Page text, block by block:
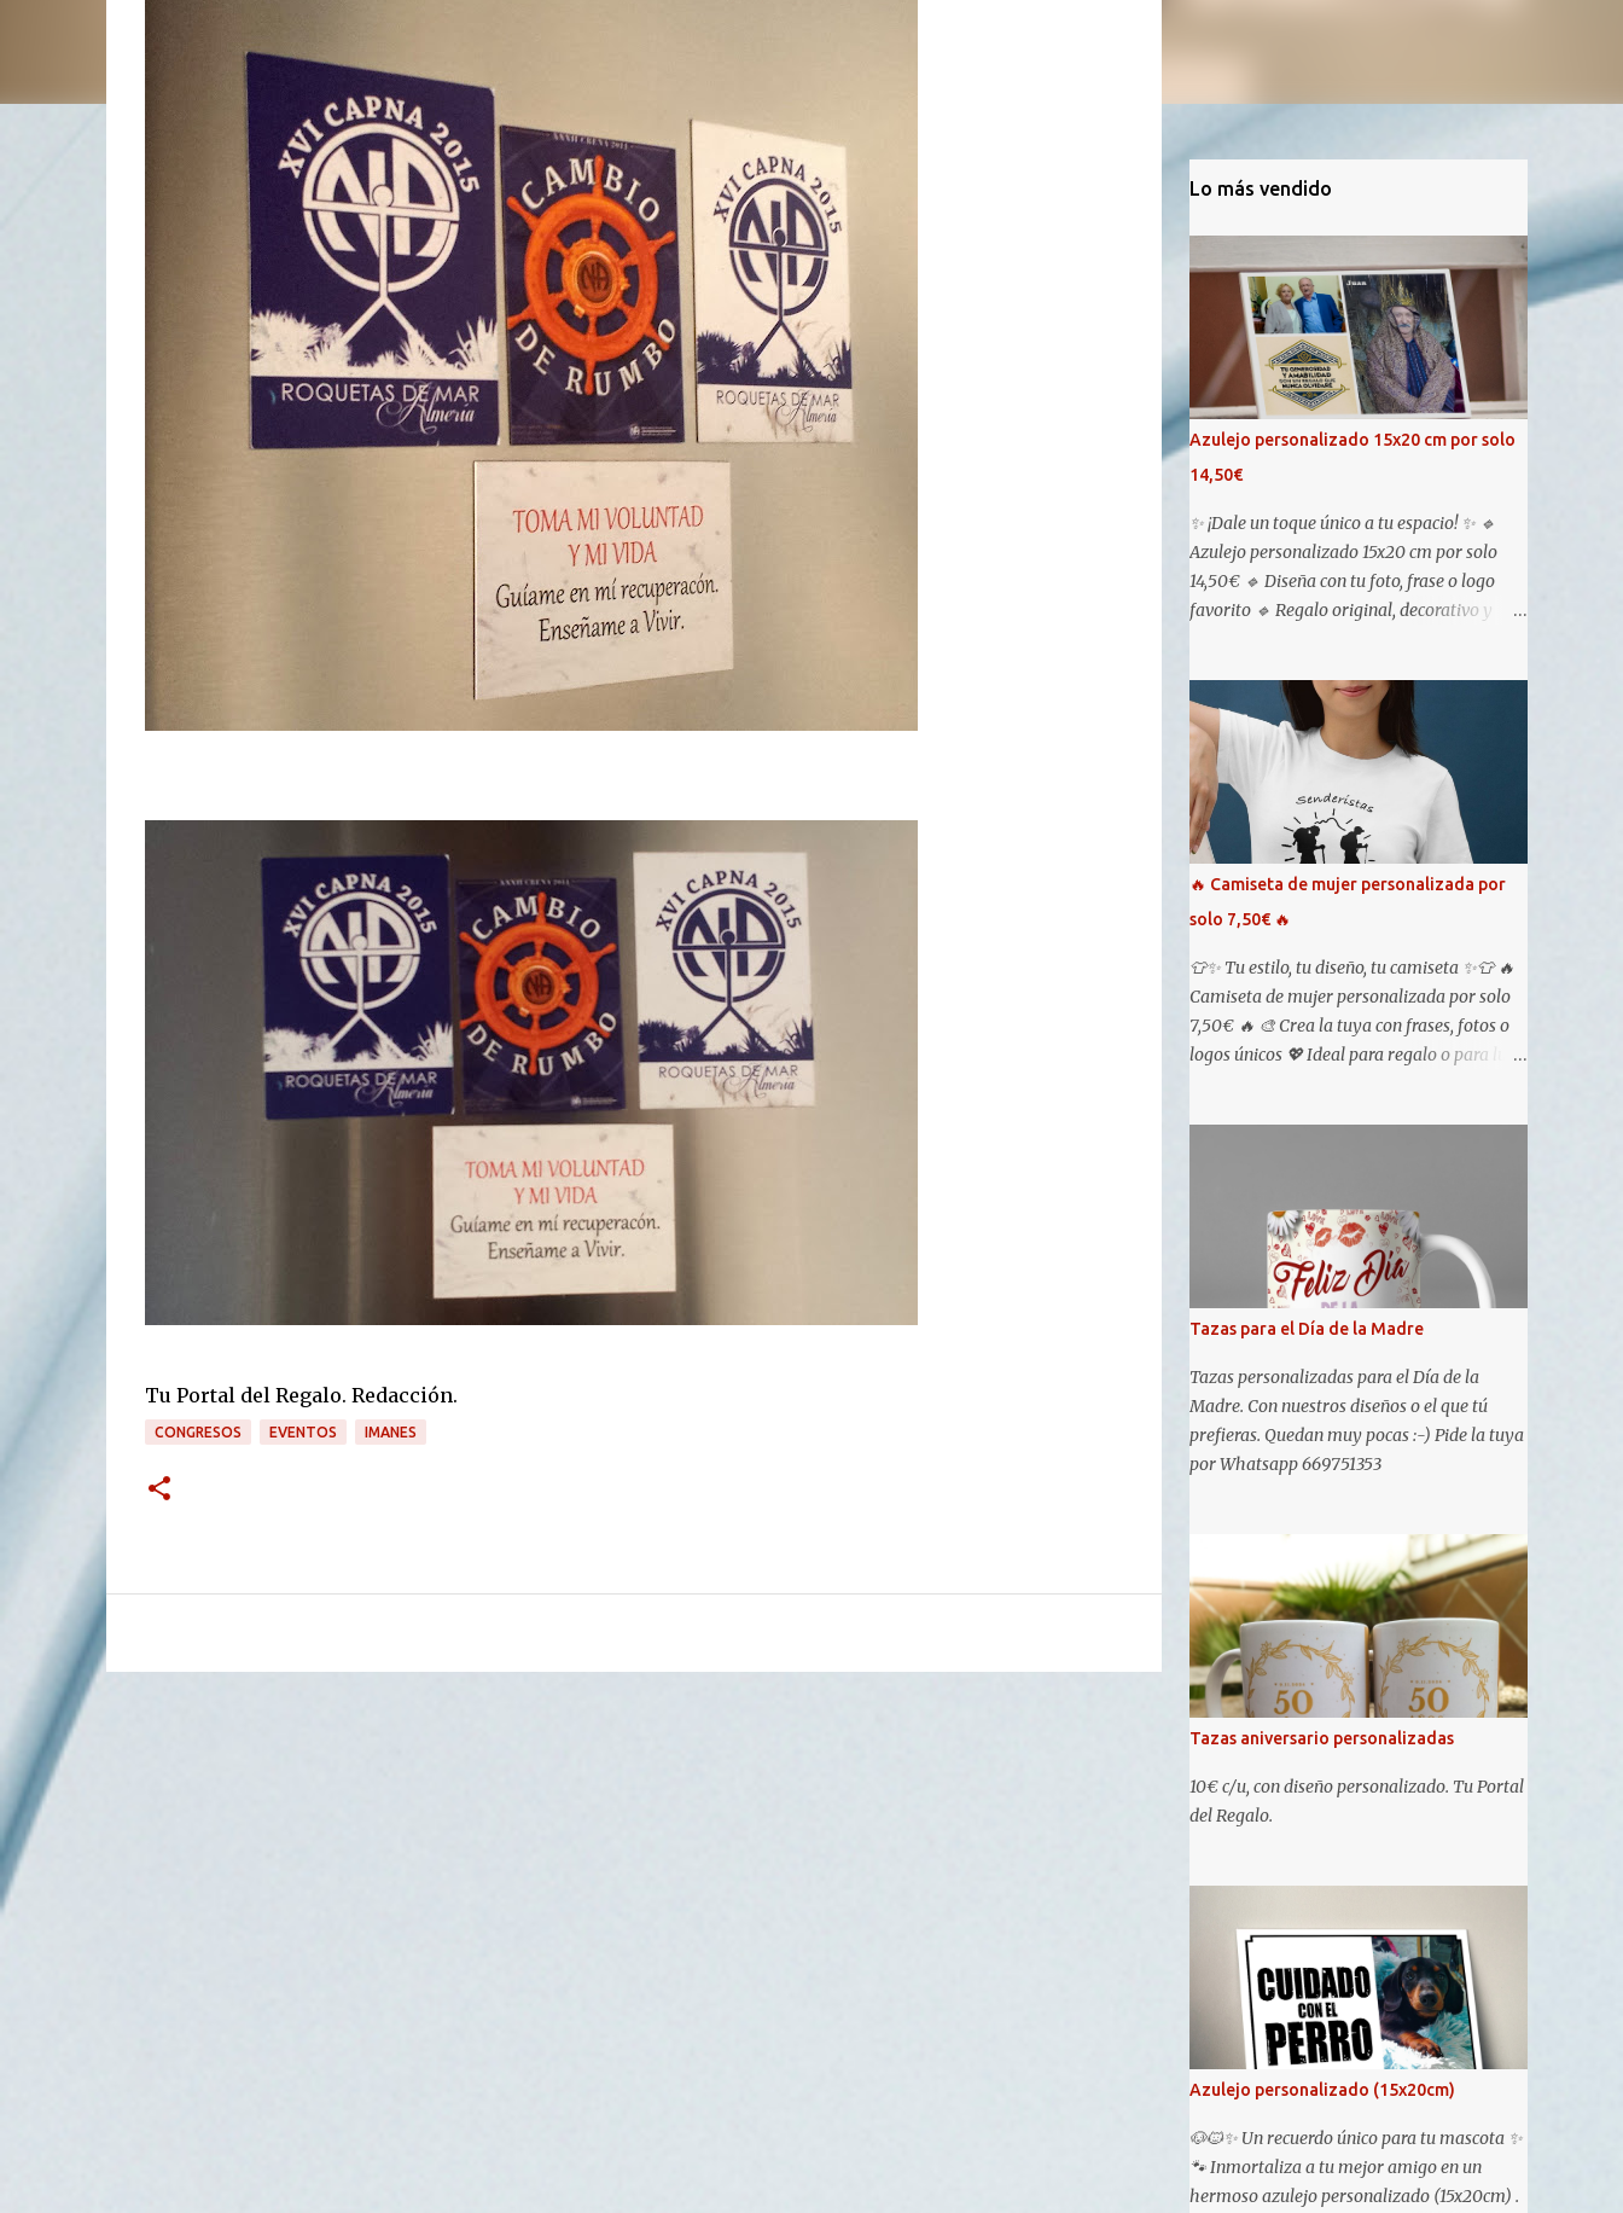
Tu Portal del Regalo. Redacción.
CONGRESOS EVENTOS IMANES
Lo más vendido
Azulejo personalizado 15x20 cm por solo
14,50€
✨ ¡Dale un toque único a tu espacio! ✨ 🔹
Azulejo personalizado 15x20 cm por solo
14,50€ 🔹 Diseña con tu foto, frase o logo
favorito 🔹 Regalo original, decorativo y
del Regalo.
🔥 Camiseta de mujer personalizada por
solo 7,50€ 🔥
👕✨ Tu estilo, tu diseño, tu camiseta ✨👕 🔥
Camiseta de mujer personalizada por solo
7,50€ 🔥 🎨 Crea la tuya con frases, fotos o
logos únicos 💖 Ideal para regalo o para lucir
Tazas para el Día de la Madre
Tazas personalizadas para el Día de la
Madre. Con nuestros diseños o el que tú
prefieras. Quedan muy pocas :-) Pide la tuya
por Whatsapp 669751353
Tazas aniversario personalizadas
10€ c/u, con diseño personalizado. Tu Portal
del Regalo.
Azulejo personalizado (15x20cm)
🐶🐱✨ Un recuerdo único para tu mascota ✨
🐾 Inmortaliza a tu mejor amigo en un
hermoso azulejo personalizado (15x20cm) .